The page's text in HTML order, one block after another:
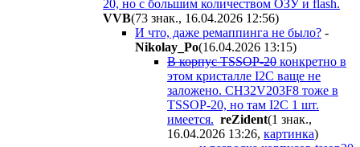
20, но с большим количеством ОЗУ и flash.
VVB(73 знак., 16.04.2026 12:56)
И что, даже ремаппинга не было? -
Nikolay_Po(16.04.2026 13:15)
В корпус TSSOP-20 конкретно в
этом кристалле I2C ваще не
заложено. CH32V203F8 тоже в
TSSOP-20, но там I2C 1 шт.
имеется. reZident(1 знак.,
16.04.2026 13:26, картинка)